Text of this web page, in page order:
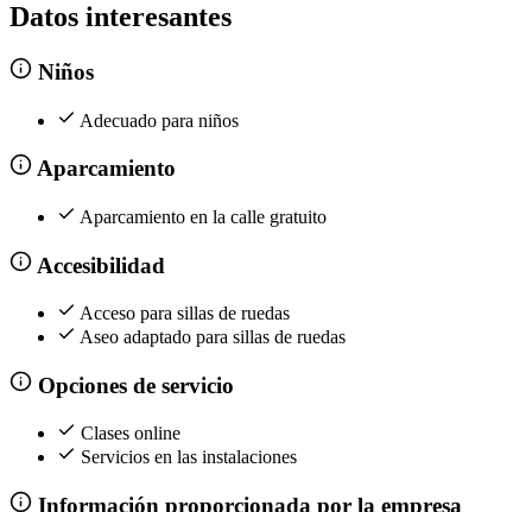
Datos interesantes
Niños
Adecuado para niños
Aparcamiento
Aparcamiento en la calle gratuito
Accesibilidad
Acceso para sillas de ruedas
Aseo adaptado para sillas de ruedas
Opciones de servicio
Clases online
Servicios en las instalaciones
Información proporcionada por la empresa